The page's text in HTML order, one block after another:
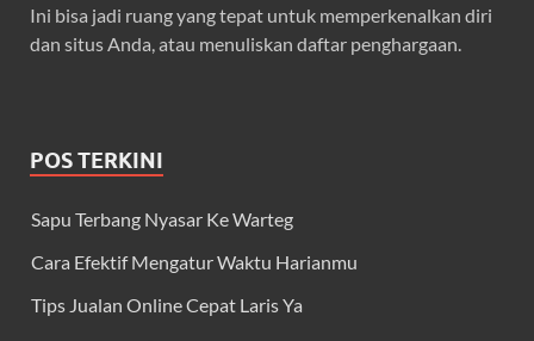
Ini bisa jadi ruang yang tepat untuk memperkenalkan diri
dan situs Anda, atau menuliskan daftar penghargaan.
POS TERKINI
Sapu Terbang Nyasar Ke Warteg
Cara Efektif Mengatur Waktu Harianmu
Tips Jualan Online Cepat Laris Ya